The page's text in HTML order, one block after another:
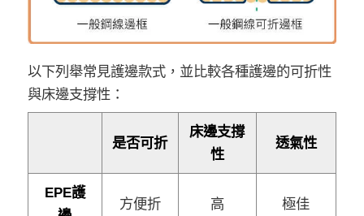
以下列舉常見護邊款式，並比較各種護邊的可折性
與床邊支撐性：
是否可折
床邊支撐
性
透氣性
EPE護
方便折 高 極佳